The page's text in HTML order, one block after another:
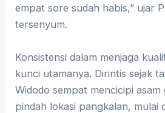
empat sore sudah habis,” ujar
tersenyum.
Konsistensi dalam menjaga
kunci utamanya. Dirintis sejak
Widodo sempat mencicipi
pindah lokasi pangkalan, mulai